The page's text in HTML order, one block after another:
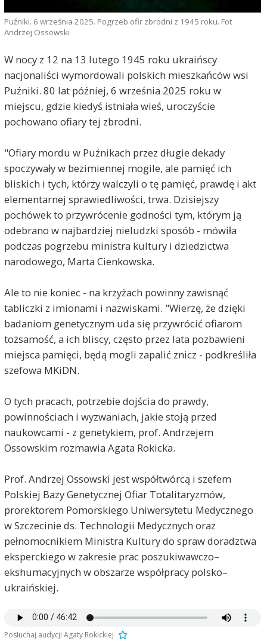
Puźniki. 6 września 2025. Pogrzeb ofir zbrodni z 1945 roku. Fot
Andrzej Ossowski
W nocy z 12 na 13 lutego 1945 roku ukraińscy
nacjonaliści wymordowali polskich mieszkańców wsi
Puźniki. 80 lat później, 6 września 2025 roku w
miejscu, gdzie kiedyś istniała wieś, uroczyście
pochowano ofiary tej zbrodni.
"Ofiary mordu w Puźnikach przez długie dekady
spoczywały w bezimiennej mogile, ale pamięć ich
bliskich i tych, którzy walczyli o tę pamięć, prawdę i akt
elementarnej sprawiedliwości, trwa. Dzisiejszy
pochówek to przywrócenie godności tym, którym ją
odebrano w najbardziej nieludzki sposób - mówiła
podczas pogrzebu ministra kultury i dziedzictwa
narodowego, Marta Cienkowska.
Ale to nie koniec - na krzyżach powinny zawisnąć
tabliczki z imionami i nazwiskami. "Wierzę, że dzięki
badaniom genetycznym uda się przywrócić ofiarom
tożsamość, a ich bliscy, często przez lata pozbawieni
miejsca pamięci, będą mogli zapalić znicz - podkreśliła
szefowa MKiDN.
O tych pracach, potrzebie dojścia do prawdy,
powinnościach i wyzwaniach, jakie stoją przed
naukowcami - z genetykiem, prof. Andrzejem
Ossowskim rozmawia Agata Rokicka.
Prof. Andrzej Ossowski jest współtwórcą i szefem
Polskiej Bazy Genetycznej Ofiar Totalitaryzmów,
prorektorem Pomorskiego Uniwersytetu Medycznego
w Szczecinie ds. Technologii Medycznych oraz
pełnomocnikiem Ministra Kultury do spraw doradztwa
eksperckiego w zakresie prac poszukiwawczo–
ekshumacyjnych w obszarze współpracy polsko–
ukraińskiej.
Posłuchaj audycji Agaty Rokickiej